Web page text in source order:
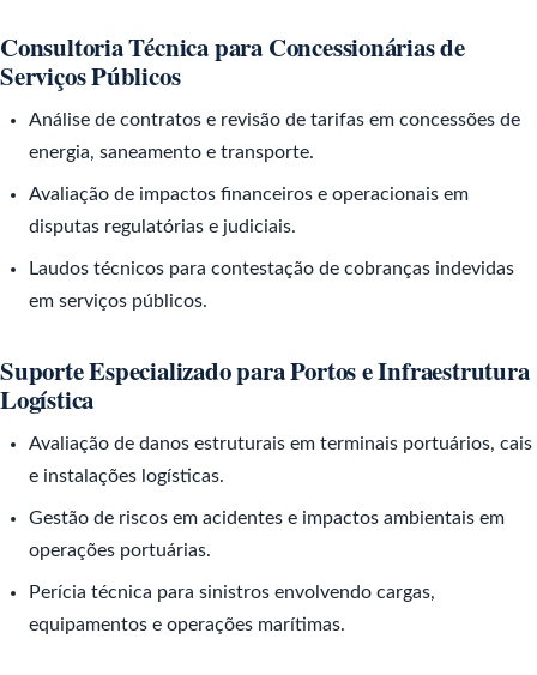
Consultoria Técnica para Concessionárias de
Serviços Públicos
Análise de contratos e revisão de tarifas em concessões de
energia, saneamento e transporte.
Avaliação de impactos financeiros e operacionais em
disputas regulatórias e judiciais.
Laudos técnicos para contestação de cobranças indevidas
em serviços públicos.
Suporte Especializado para Portos e Infraestrutura
Logística
Avaliação de danos estruturais em terminais portuários, cais
e instalações logísticas.
Gestão de riscos em acidentes e impactos ambientais em
operações portuárias.
Perícia técnica para sinistros envolvendo cargas,
equipamentos e operações marítimas.